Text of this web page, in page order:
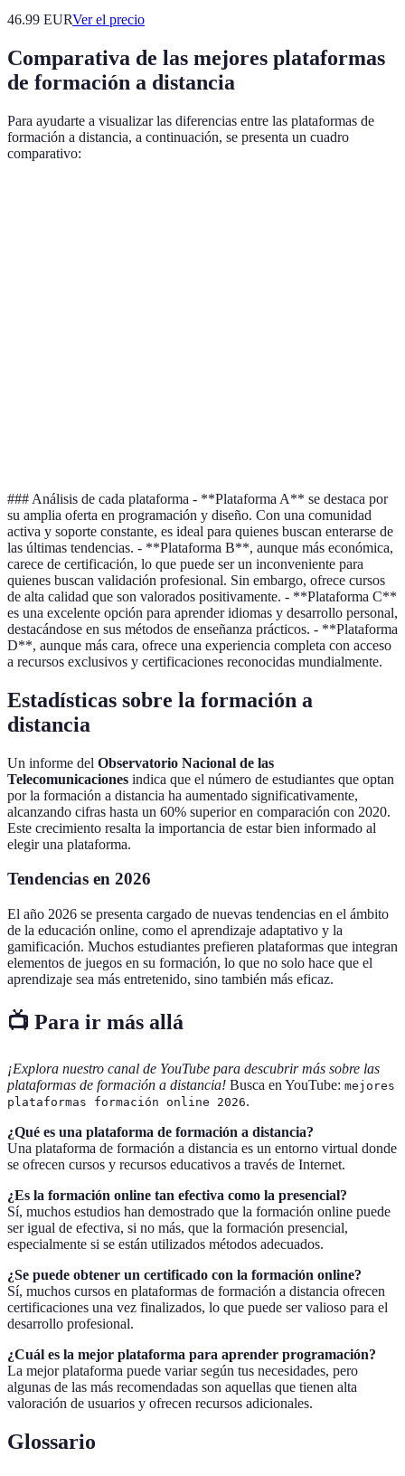
46.99 EURVer el precio
Comparativa de las mejores plataformas
de formación a distancia
Para ayudarte a visualizar las diferencias entre las plataformas de
formación a distancia, a continuación, se presenta un cuadro
comparativo:
### Análisis de cada plataforma - **Plataforma A** se destaca por
su amplia oferta en programación y diseño. Con una comunidad
activa y soporte constante, es ideal para quienes buscan enterarse de
las últimas tendencias. - **Plataforma B**, aunque más económica,
carece de certificación, lo que puede ser un inconveniente para
quienes buscan validación profesional. Sin embargo, ofrece cursos
de alta calidad que son valorados positivamente. - **Plataforma C**
es una excelente opción para aprender idiomas y desarrollo personal,
destacándose en sus métodos de enseñanza prácticos. - **Plataforma
D**, aunque más cara, ofrece una experiencia completa con acceso
a recursos exclusivos y certificaciones reconocidas mundialmente.
Estadísticas sobre la formación a
distancia
Un informe del Observatorio Nacional de las
Telecomunicaciones indica que el número de estudiantes que optan
por la formación a distancia ha aumentado significativamente,
alcanzando cifras hasta un 60% superior en comparación con 2020.
Este crecimiento resalta la importancia de estar bien informado al
elegir una plataforma.
Tendencias en 2026
El año 2026 se presenta cargado de nuevas tendencias en el ámbito
de la educación online, como el aprendizaje adaptativo y la
gamificación. Muchos estudiantes prefieren plataformas que integran
elementos de juegos en su formación, lo que no solo hace que el
aprendizaje sea más entretenido, sino también más eficaz.
📺 Para ir más allá
¡Explora nuestro canal de YouTube para descubrir más sobre las
plataformas de formación a distancia! Busca en YouTube: mejores
plataformas formación online 2026.
¿Qué es una plataforma de formación a distancia?
Una plataforma de formación a distancia es un entorno virtual donde
se ofrecen cursos y recursos educativos a través de Internet.
¿Es la formación online tan efectiva como la presencial?
Sí, muchos estudios han demostrado que la formación online puede
ser igual de efectiva, si no más, que la formación presencial,
especialmente si se están utilizados métodos adecuados.
¿Se puede obtener un certificado con la formación online?
Sí, muchos cursos en plataformas de formación a distancia ofrecen
certificaciones una vez finalizados, lo que puede ser valioso para el
desarrollo profesional.
¿Cuál es la mejor plataforma para aprender programación?
La mejor plataforma puede variar según tus necesidades, pero
algunas de las más recomendadas son aquellas que tienen alta
valoración de usuarios y ofrecen recursos adicionales.
Glossario